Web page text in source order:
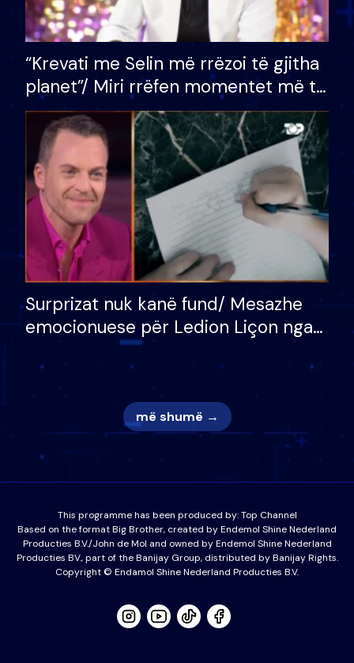
“Krevati me Selin më rrëzoi të gjitha
planet”/ Miri rrëfen momentet më të
bukura në shtëpinë e BB VIP: Do më
mungojë zilja e mëngjesit kur…
Surprizat nuk kanë fund/ Mesazhe
emocionuese për Ledion Liçon nga
nëna dhe fëmijët e tij, moderatori
nuk i mban dot lotët: Nuk meritoj…
më shumë →
This programme has been produced by:Top Channel
Based on the format Big Brother, created by Endemol Shine Nederland
Producties B.V./John de Mol and owned by Endemol Shine Nederland
Producties BV., part of the Banijay Group, distributed by Banijay Rights.
Copyright © Endamol Shine Nederland Producties B.V.